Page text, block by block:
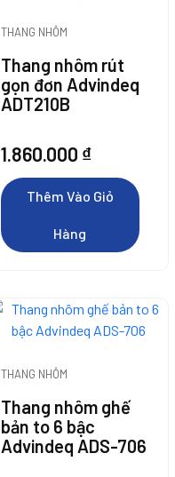
Hàng
THANG NHÔM
Thang nhôm rút
gọn đơn Advindeq
ADT210B
1.860.000 ₫
Thêm Vào Giỏ
Hàng
THANG NHÔM
Thang nhôm ghế
bản to 6 bậc
Advindeq ADS-706